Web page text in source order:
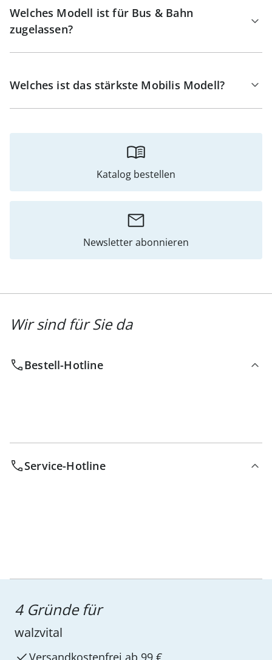
Welches Modell ist für Bus & Bahn
zugelassen?
Welches ist das stärkste Mobilis Modell?
Katalog bestellen
Newsletter abonnieren
Wir sind für Sie da
Bestell-Hotline
Service-Hotline
4 Gründe für
walzvital
Versandkostenfrei ab 99 €